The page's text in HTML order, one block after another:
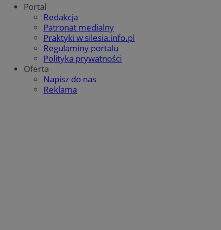
Portal
Redakcja
Patronat medialny
Praktyki w silesia.info.pl
Regulaminy portalu
Polityka prywatności
Oferta
Napisz do nas
Reklama